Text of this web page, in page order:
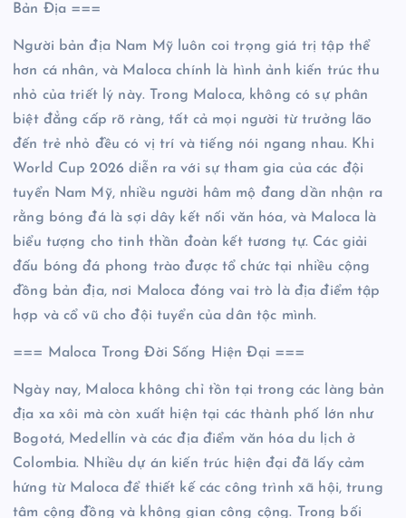
Bản Địa ===
Người bản địa Nam Mỹ luôn coi trọng giá trị tập thể
hơn cá nhân, và Maloca chính là hình ảnh kiến trúc thu
nhỏ của triết lý này. Trong Maloca, không có sự phân
biệt đẳng cấp rõ ràng, tất cả mọi người từ trưởng lão
đến trẻ nhỏ đều có vị trí và tiếng nói ngang nhau. Khi
World Cup 2026 diễn ra với sự tham gia của các đội
tuyển Nam Mỹ, nhiều người hâm mộ đang dần nhận ra
rằng bóng đá là sợi dây kết nối văn hóa, và Maloca là
biểu tượng cho tinh thần đoàn kết tương tự. Các giải
đấu bóng đá phong trào được tổ chức tại nhiều cộng
đồng bản địa, nơi Maloca đóng vai trò là địa điểm tập
hợp và cổ vũ cho đội tuyển của dân tộc mình.
=== Maloca Trong Đời Sống Hiện Đại ===
Ngày nay, Maloca không chỉ tồn tại trong các làng bản
địa xa xôi mà còn xuất hiện tại các thành phố lớn như
Bogotá, Medellín và các địa điểm văn hóa du lịch ở
Colombia. Nhiều dự án kiến trúc hiện đại đã lấy cảm
hứng từ Maloca để thiết kế các công trình xã hội, trung
tâm cộng đồng và không gian công cộng. Trong bối